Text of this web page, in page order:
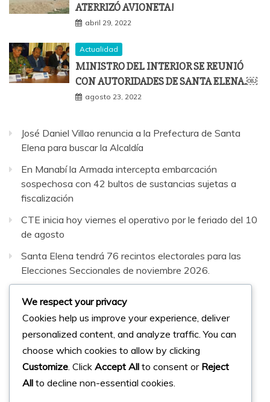
ATERRIZÓ AVIONETA!
abril 29, 2022
Actualidad
MINISTRO DEL INTERIOR SE REUNIÓ
CON AUTORIDADES DE SANTA ELENA.￼
agosto 23, 2022
José Daniel Villao renuncia a la Prefectura de Santa
Elena para buscar la Alcaldía
En Manabí la Armada intercepta embarcación
sospechosa con 42 bultos de sustancias sujetas a
fiscalización
CTE inicia hoy viernes el operativo por le feriado del 10
de agosto
Santa Elena tendrá 76 recintos electorales para las
Elecciones Seccionales de noviembre 2026.
bilateral entre Ecuador y Argentina
Facebook
Instagram
Twitter
© 2023 Micharts. Todos los derechos reservados.
We respect your privacy
Cookies help us improve your experience, deliver
personalized content, and analyze traffic. You can
choose which cookies to allow by clicking
Customize . Click Accept All to consent or Reject
All to decline non-essential cookies.